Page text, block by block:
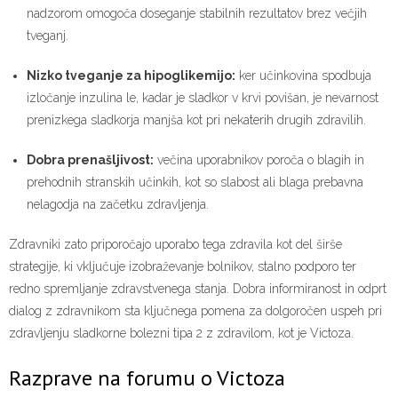
nadzorom omogoča doseganje stabilnih rezultatov brez večjih
tveganj.
Nizko tveganje za hipoglikemijo: ker učinkovina spodbuja
izločanje inzulina le, kadar je sladkor v krvi povišan, je nevarnost
prenizkega sladkorja manjša kot pri nekaterih drugih zdravilih.
Dobra prenašljivost: večina uporabnikov poroča o blagih in
prehodnih stranskih učinkih, kot so slabost ali blaga prebavna
nelagodja na začetku zdravljenja.
Zdravniki zato priporočajo uporabo tega zdravila kot del širše
strategije, ki vključuje izobraževanje bolnikov, stalno podporo ter
redno spremljanje zdravstvenega stanja. Dobra informiranost in odprt
dialog z zdravnikom sta ključnega pomena za dolgoročen uspeh pri
zdravljenju sladkorne bolezni tipa 2 z zdravilom, kot je Victoza.
Razprave na forumu o Victoza